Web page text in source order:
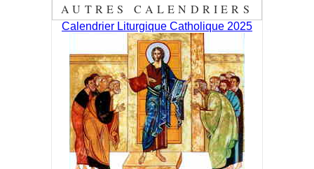
AUTRES CALENDRIERS
Calendrier Liturgique Catholique 2025